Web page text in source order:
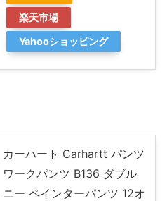
楽天市場
Yahooショッピング
カーハート Carhartt パンツ
ワークパンツ B136 ダブル
ニー ペインターパンツ 12オ